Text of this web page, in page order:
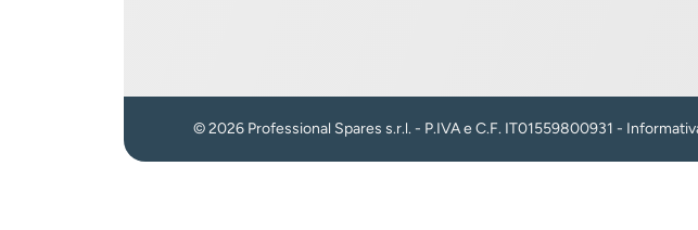
© 2026 Professional Spares s.r.l. - P.IVA e C.F. IT01559800931 -